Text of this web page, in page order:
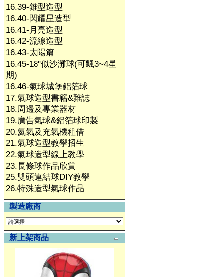
16.39-錐型造型
16.40-閃耀星造型
16.41-月亮造型
16.42-流線造型
16.43-太陽篇
16.45-18"似沙灘球(可飄3~4星
期)
16.46-氣球城堡鋁箔球
17.氣球造型書籍&雜誌
18.周邊及專業器材
19.廣告氣球&鋁箔球印製
20.氦氣及充氣機租借
21.氣球造型教學招生
22.氣球造型線上教學
23.長條球作品欣賞
25.雙頭連結球DIY教學
26.特殊造型氣球作品
製造廠商
新上架商品